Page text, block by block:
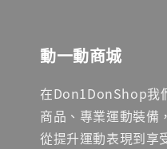
動一動商城
在Don1DonShop我
商品、專業運動裝備
從提升運動表現到享